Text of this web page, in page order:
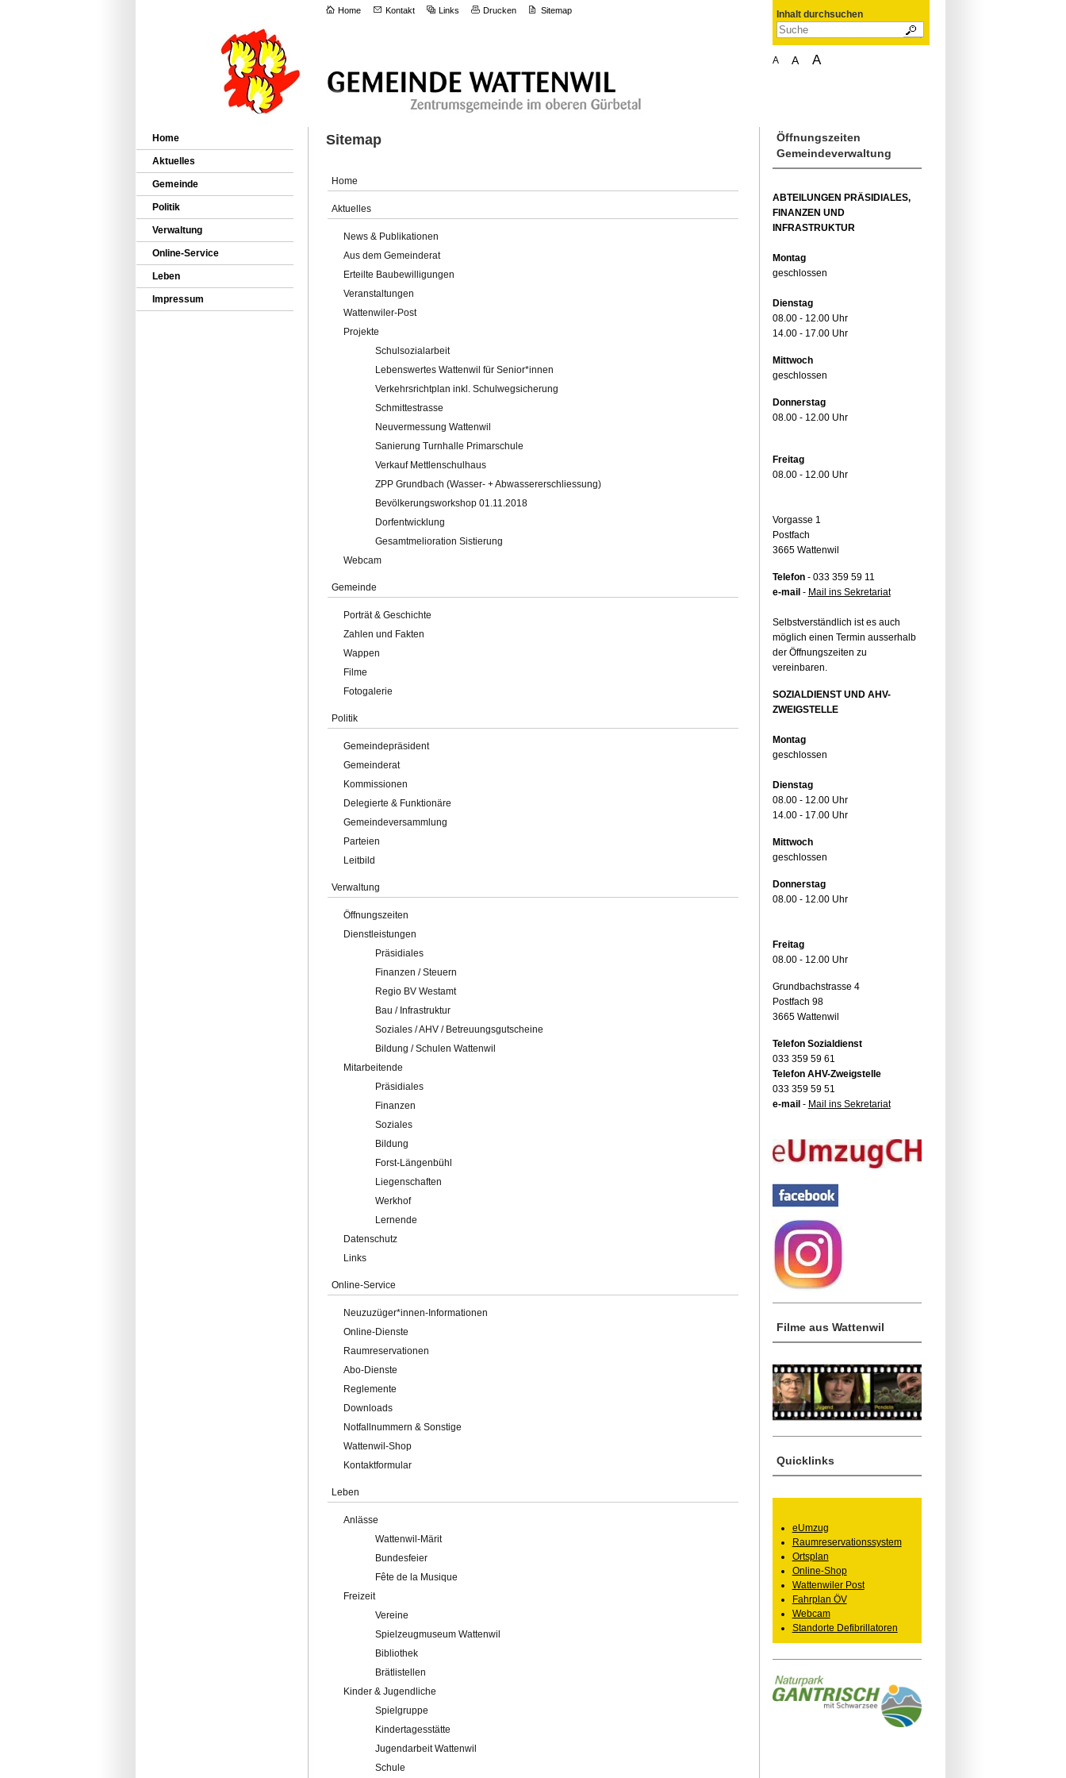
Home Kontakt Links Drucken Sitemap Inhalt durchsuchen
A A A
Home
Aktuelles
Gemeinde
Politik
Verwaltung
Online-Service
Leben
Impressum
Sitemap
Home
Aktuelles
News & Publikationen
Aus dem Gemeinderat
Erteilte Baubewilligungen
Veranstaltungen
Wattenwiler-Post
Projekte
Schulsozialarbeit
Lebenswertes Wattenwil für Senior*innen
Verkehrsrichtplan inkl. Schulwegsicherung
Schmittestrasse
Neuvermessung Wattenwil
Sanierung Turnhalle Primarschule
Verkauf Mettlenschulhaus
ZPP Grundbach (Wasser- + Abwassererschliessung)
Bevölkerungsworkshop 01.11.2018
Dorfentwicklung
Gesamtmelioration Sistierung
Webcam
Gemeinde
Porträt & Geschichte
Zahlen und Fakten
Wappen
Filme
Fotogalerie
Politik
Gemeindepräsident
Gemeinderat
Kommissionen
Delegierte & Funktionäre
Gemeindeversammlung
Parteien
Leitbild
Verwaltung
Öffnungszeiten
Dienstleistungen
Präsidiales
Finanzen / Steuern
Regio BV Westamt
Bau / Infrastruktur
Soziales / AHV / Betreuungsgutscheine
Bildung / Schulen Wattenwil
Mitarbeitende
Präsidiales
Finanzen
Soziales
Bildung
Forst-Längenbühl
Liegenschaften
Werkhof
Lernende
Datenschutz
Links
Online-Service
Neuzuzüger*innen-Informationen
Online-Dienste
Raumreservationen
Abo-Dienste
Reglemente
Downloads
Notfallnummern & Sonstige
Wattenwil-Shop
Kontaktformular
Leben
Anlässe
Wattenwil-Märit
Bundesfeier
Fête de la Musique
Freizeit
Vereine
Spielzeugmuseum Wattenwil
Bibliothek
Brätlistellen
Kinder & Jugendliche
Spielgruppe
Kindertagesstätte
Jugendarbeit Wattenwil
Schule
Öffnungszeiten
Gemeindeverwaltung
ABTEILUNGEN PRÄSIDIALES,
FINANZEN UND
INFRASTRUKTUR
Montag
geschlossen
Dienstag
08.00 - 12.00 Uhr
14.00 - 17.00 Uhr
Mittwoch
geschlossen
Donnerstag
08.00 - 12.00 Uhr
Freitag
08.00 - 12.00 Uhr
Vorgasse 1
Postfach
3665 Wattenwil
Telefon- 033 359 59 11
e-mail - Mail ins Sekretariat
Selbstverständlich ist es auch
möglich einen Termin ausserhalb
der Öffnungszeiten zu
vereinbaren.
SOZIALDIENST UND AHV-
ZWEIGSTELLE
Montag
geschlossen
Dienstag
08.00 - 12.00 Uhr
14.00 - 17.00 Uhr
Mittwoch
geschlossen
Donnerstag
08.00 - 12.00 Uhr
Freitag
08.00 - 12.00 Uhr
Grundbachstrasse 4
Postfach 98
3665 Wattenwil
Telefon Sozialdienst
033 359 59 61
Telefon AHV-Zweigstelle
033 359 59 51
e-mail - Mail ins Sekretariat
Filme aus Wattenwil
Quicklinks
eUmzug
Raumreservationssystem
Ortsplan
Online-Shop
Wattenwiler Post
Fahrplan ÖV
Webcam
Standorte Defibrillatoren